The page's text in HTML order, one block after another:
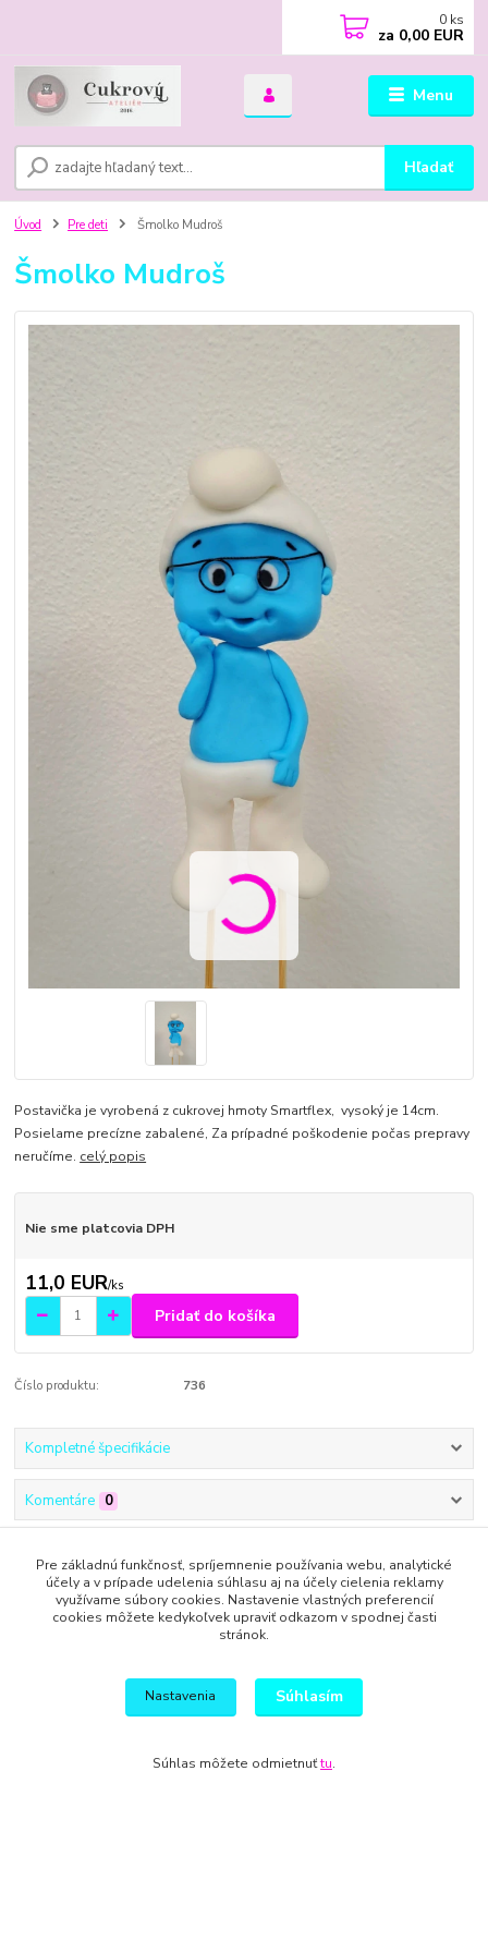
Menu
Hľadať
0 ks
za 0,00 EUR
Úvod Pre deti Šmolko Mudroš
Šmolko Mudroš
Postavička je vyrobená z cukrovej hmoty Smartflex, vysoký je 14cm.
Posielame precízne zabalené, Za prípadné poškodenie počas prepravy
neručíme. celý popis
Nie sme platcovia DPH
11,0 EUR/ks
Pridať do košíka
Číslo produktu: 736
Kompletné špecifikácie
Komentáre 0
Kompletné špecifikácie
Postavička je vyrobená z cukrovej hmoty Smartflex, vysoký je
14cm.
Za prípadné poškodenie počas prepravy neručíme.
Pre základnú funkčnosť, spríjemnenie používania webu, analytické
účely a v prípade udelenia súhlasu aj na účely cielenia reklamy
využívame súbory cookies. Nastavenie vlastných preferencií
cookies môžete kedykoľvek upraviť odkazom v spodnej časti
stránok.
Nastavenia Súhlasím
Súhlas môžete odmietnuťtu.